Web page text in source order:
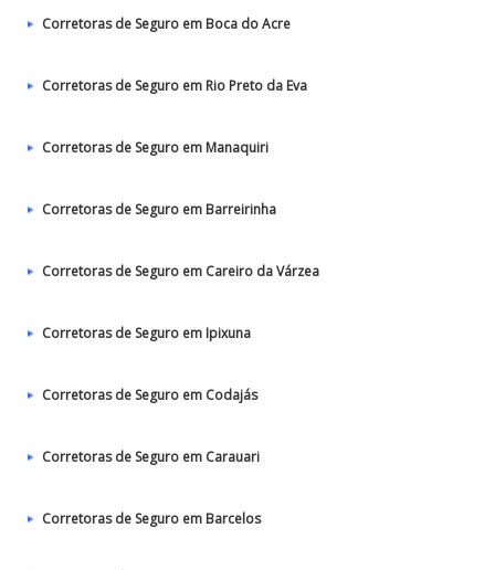
Corretoras de Seguro em Boca do Acre
Corretoras de Seguro em Rio Preto da Eva
Corretoras de Seguro em Manaquiri
Corretoras de Seguro em Barreirinha
Corretoras de Seguro em Careiro da Várzea
Corretoras de Seguro em Ipixuna
Corretoras de Seguro em Codajás
Corretoras de Seguro em Carauari
Corretoras de Seguro em Barcelos